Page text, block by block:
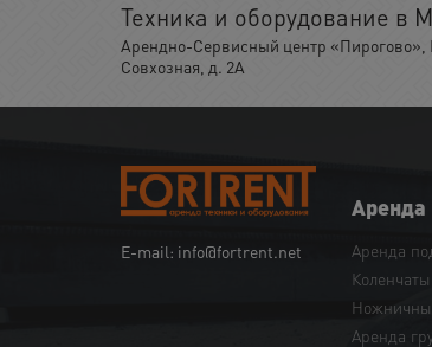
Техника и оборудование в
Арендно-Сервисный центр
Совхозная, д. 2А
E-mail: info@fortrent.net
Аренда
Аренда
Аренда